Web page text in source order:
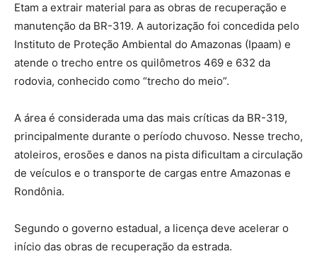
Etam a extrair material para as obras de recuperação e
manutenção da BR-319. A autorização foi concedida pelo
Instituto de Proteção Ambiental do Amazonas (Ipaam) e
atende o trecho entre os quilômetros 469 e 632 da
rodovia, conhecido como “trecho do meio”.
A área é considerada uma das mais críticas da BR-319,
principalmente durante o período chuvoso. Nesse trecho,
atoleiros, erosões e danos na pista dificultam a circulação
de veículos e o transporte de cargas entre Amazonas e
Rondônia.
Segundo o governo estadual, a licença deve acelerar o
início das obras de recuperação da estrada.